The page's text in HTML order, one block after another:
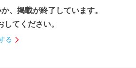
、掲載が終了しています。
てください。
る